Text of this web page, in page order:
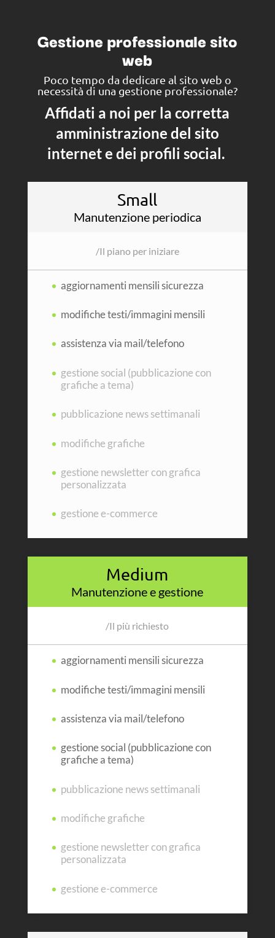
Gestione professionale sito
web
Poco tempo da dedicare al sito web o
necessità di una gestione professionale?
Affidati a noi per la corretta
amministrazione del sito
internet e dei profili social.
Small
Manutenzione periodica
/Il piano per iniziare
aggiornamenti mensili sicurezza
modifiche testi/immagini mensili
assistenza via mail/telefono
gestione social (pubblicazione con
grafiche a tema)
pubblicazione news settimanali
modifiche grafiche
gestione newsletter con grafica
personalizzata
gestione e-commerce
Medium
Manutenzione e gestione
/Il più richiesto
aggiornamenti mensili sicurezza
modifiche testi/immagini mensili
assistenza via mail/telefono
gestione social (pubblicazione con
grafiche a tema)
pubblicazione news settimanali
modifiche grafiche
gestione newsletter con grafica
personalizzata
gestione e-commerce